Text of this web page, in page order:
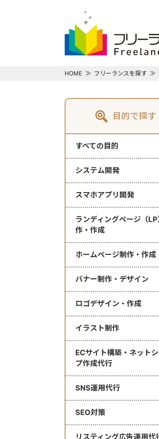
HOME フリーランスを探す
目的で探す
すべての目的
システム開発
スマホアプリ開発
ランディングページ（LP
作・作成
ホームページ制作・作成
バナー制作・デザイン
ロゴデザイン・作成
イラスト制作
ECサイト構築・ネット
プ作成代行
SNS運用代行
SEO対策
リスティング広告運用代